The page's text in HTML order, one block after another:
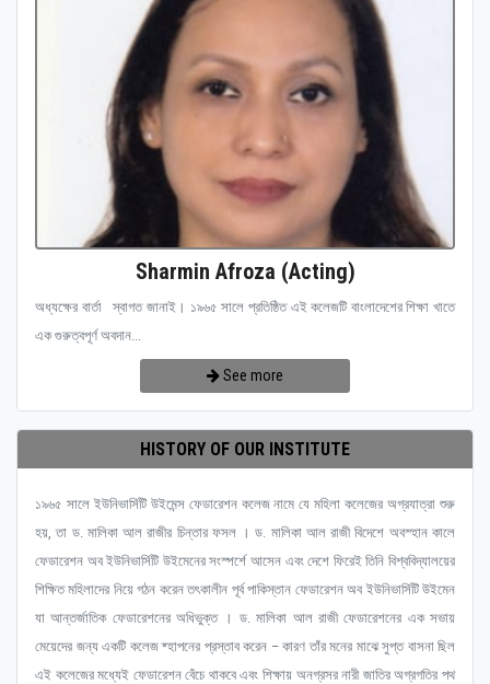
Sharmin Afroza (Acting)
অধ্যক্ষের বার্তা স্বাগত জানাই। ১৯৬৫ সালে প্রতিষ্ঠিত এই কলেজটি বাংলাদেশের শিক্ষা খাতে
এক গুরুত্বপূর্ণ অবদান...
See more
HISTORY OF OUR INSTITUTE
১৯৬৫ সালে ইউনিভার্সিটি উইমেন্স ফেডারেশন কলেজ নামে যে মহিলা কলেজের অগ্রযাত্রা শুরু
হয়, তা ড. মালিকা আল রাজীর চিন্তার ফসল । ড. মালিকা আল রাজী বিদেশে অবস্হান কালে
ফেডারেশন অব ইউনিভার্সিটি উইমেনের সংস্পর্শে আসেন এবং দেশে ফিরেই তিনি বিশ্ববিদ্যালয়ের
শিক্ষিত মহিলাদের নিয়ে গঠন করেন তৎকালীন পূর্ব পাকিস্তান ফেডারেশন অব ইউনিভার্সিটি উইমেন
যা আন্তর্জাতিক ফেডারেশনের অধিভুক্ত । ড. মালিকা আল রাজী ফেডারেশনের এক সভায়
মেয়েদের জন্য একটি কলেজ ষ্হাপনের প্রস্তাব করেন – কারণ তাঁর মনের মাঝে সুপ্ত বাসনা ছিল
এই কলেজের মধ্যেই ফেডারেশন বেঁচে থাকবে এবং শিক্ষায় অনগ্রসর নারী জাতির অগ্রগতির পথ